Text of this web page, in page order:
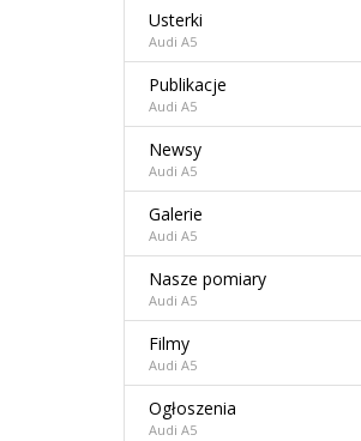
Usterki
Audi A5
Publikacje
Audi A5
Newsy
Audi A5
Galerie
Audi A5
Nasze pomiary
Audi A5
Filmy
Audi A5
Ogłoszenia
Audi A5